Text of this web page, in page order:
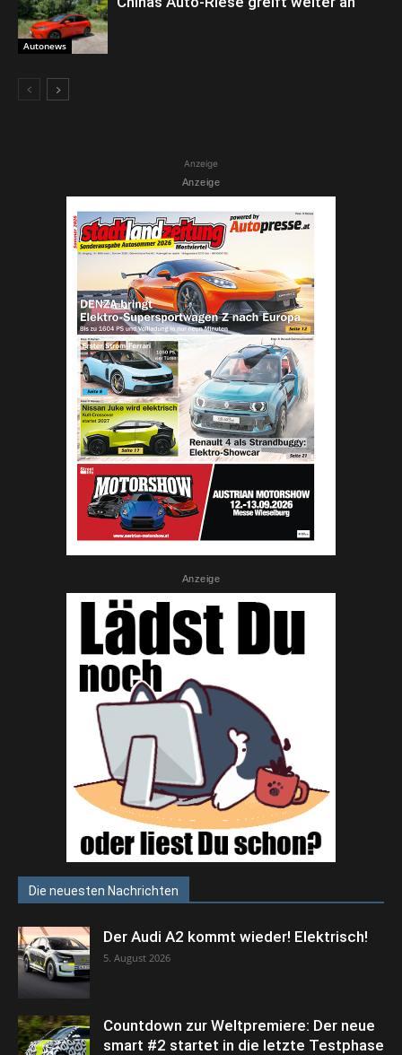
Autonews
Anzeige
Anzeige
Anzeige
Die neuesten Nachrichten
Der Audi A2 kommt wieder! Elektrisch!
5. August 2026
Countdown zur Weltpremiere: Der neue
smart #2 startet in die letzte Testphase